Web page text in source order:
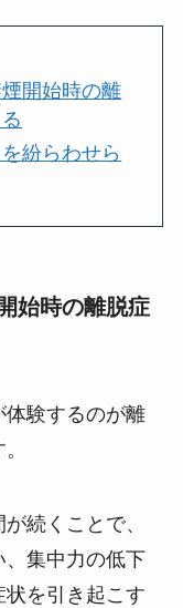
開始時の離
紛らわせら
始時の離脱症
験するのが離
続くことで、
集中力の低下
を引き起こす